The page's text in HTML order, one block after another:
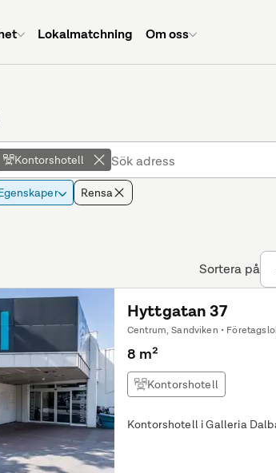
Lokalmatchning Om oss
Kontorshotell
Rensa
Sortera på
Hyttgatan 37
Centrum, Sandviken •
8 m²
Kontorshotell
Kontorshotell i Galleria